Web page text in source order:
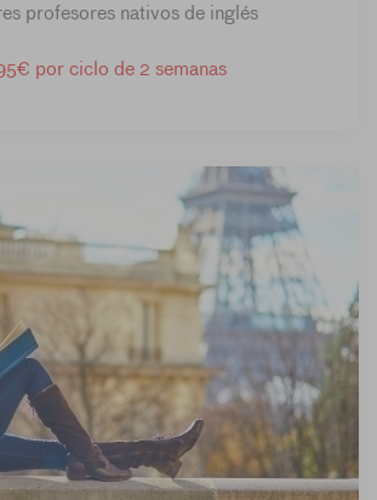
profesores nativos de inglés
por ciclo de 2 semanas